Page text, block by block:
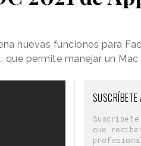
nuevas funciones para
permite manejar un
que